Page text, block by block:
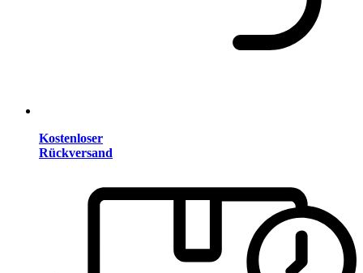
Kostenloser
Rückversand